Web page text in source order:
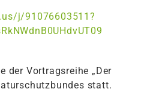
j/91076603511?
der Vortragsreihe „Der
statt.